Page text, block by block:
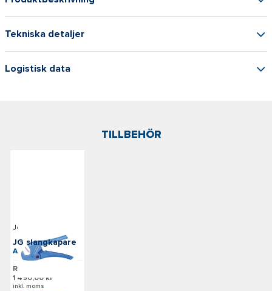
Tekniska detaljer
Logistisk data
TILLBEHÖR
JG slangkapare
Art: JG-TS
John Guest
Rek. pris:
1 490,00 kr
inkl. moms